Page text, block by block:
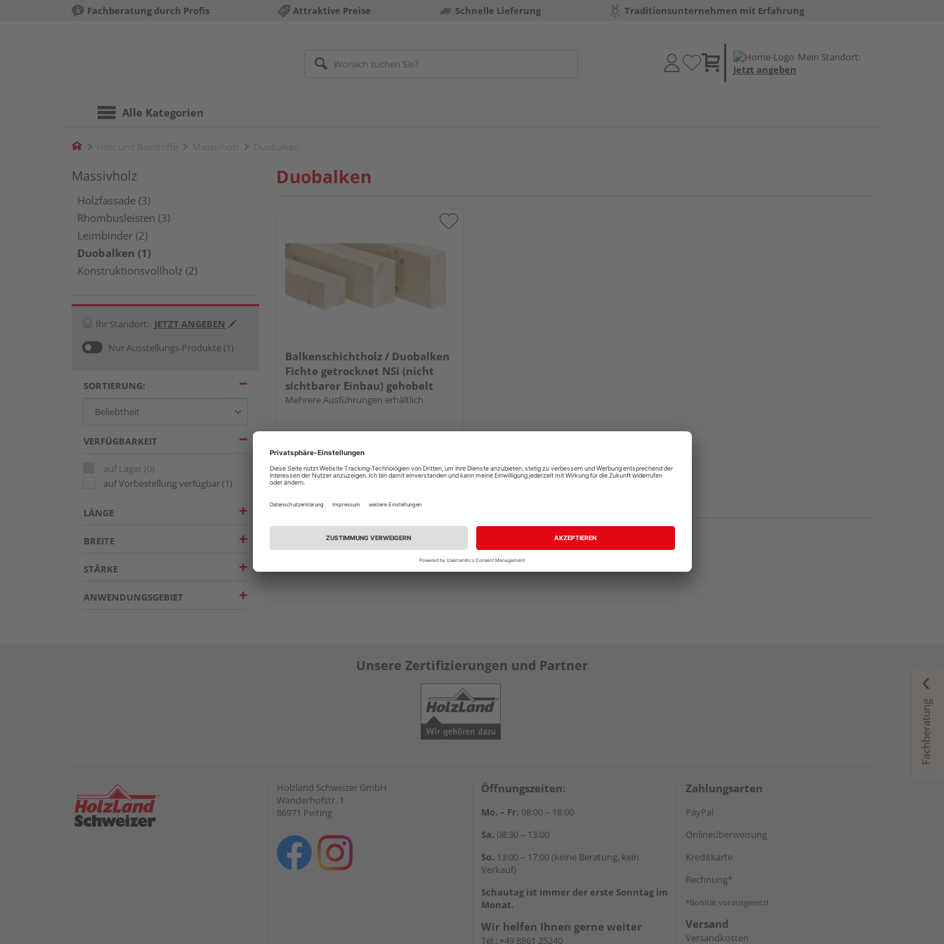
Fachberatung durch Profis Attraktive Preise Schnelle Lieferung Traditionsunternehmen mit Erfahrung
Mein Standort:
Jetzt angeben
Alle Kategorien
Home
Massivholz
Holzfassade (3)
Rhombusleisten (3)
Leimbinder (2)
Duobalken (1)
Konstruktionsvollholz (2)
Ihr Standort: JETZT ANGEBEN
Nur Ausstellungs-Produkte (1)
SORTIERUNG:
VERFÜGBARKEIT
auf Lager (0)
auf Vorbestellung verfügbar(1)
LÄNGE
BREITE
STÄRKE
ANWENDUNGSGEBIET
Duobalken
Balkenschichtholz / Duobalken
Fichte getrocknet NSi (nicht
sichtbarer Einbau) gehobelt
Mehrere Ausführungen erhältlich
Fachberatung
Unsere Zertifizierungen und Partner
Holzland Schweizer GmbH
Wanderhofstr. 1
86971 Peiting
Öffnungszeiten:
Mo. – Fr. 08:00 – 18:00
Sa. 08:30 – 13:00
So. 13:00 – 17:00 (keine Beratung, kein
Verkauf)
Schautag ist immer der erste Sonntag im
Monat.
Wir helfen Ihnen gerne weiter
Tel.: +49 8861 25240
Zahlungsarten
PayPal
Onlineüberweisung
Kreditkarte
Rechnung*
*Bonität vorausgesetzt
Versand
Versandkosten